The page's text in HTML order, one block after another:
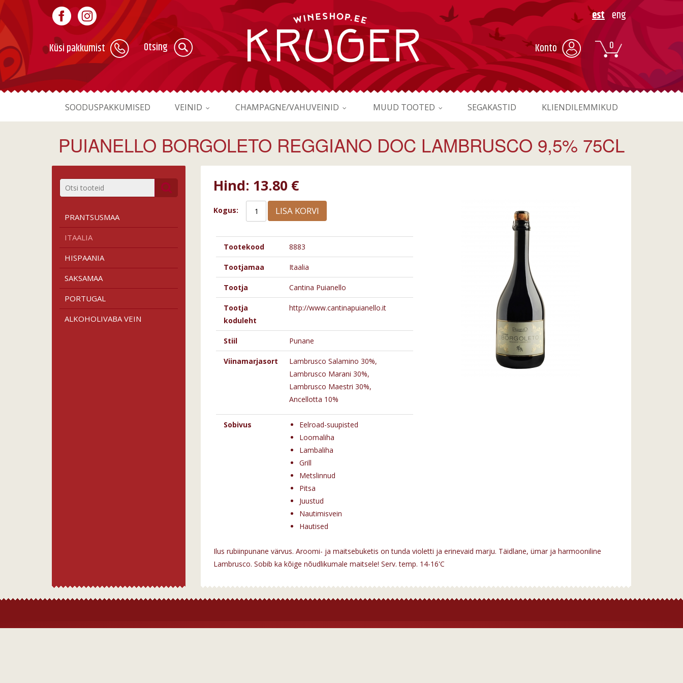
Küsi pakkumist Otsing Konto 0
est eng
SOODUSPAKKUMISED VEINID CHAMPAGNE/VAHUVEINID MUUD TOOTED SEGAKASTID KLIENDILEMMIKUD
PUIANELLO BORGOLETO REGGIANO DOC LAMBRUSCO 9,5% 75CL
Hind: 13.80 €
Kogus: LISA KORVI
Tootekood 8883
Tootjamaa Itaalia
Tootja Cantina Puianello
Tootja
koduleht
http://www.cantinapuianello.it
Stiil Punane
Viinamarjasort
Lambrusco Salamino 30%,
Lambrusco Marani 30%,
Lambrusco Maestri 30%,
Ancellotta 10%
Sobivus
Eelroad-suupisted
Loomaliha
Lambaliha
Grill
Metslinnud
Pitsa
Juustud
Nautimisvein
Hautised
Ilus rubiinpunane värvus. Aroomi- ja maitsebuketis on tunda violetti ja erinevaid marju. Täidlane, ümar ja harmooniline
Lambrusco. Sobib ka kõige nõudlikumale maitsele! Serv. temp. 14-16'C
PRANTSUSMAA
ITAALIA
HISPAANIA
SAKSAMAA
PORTUGAL
ALKOHOLIVABA VEIN